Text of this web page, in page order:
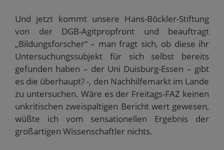
Und jetzt kommt unsere Hans-Böckler-Stiftung
von der DGB-Agitpropfront und beauftragt
„Bildungsforscher“ – man fragt sich, ob diese ihr
Untersuchungssubjekt für sich selbst bereits
gefunden haben – der Uni Duisburg-Essen – gibt
es die überhaupt? -, den Nachhilfemarkt im Lande
zu untersuchen. Wäre es der Freitags-FAZ keinen
unkritischen zweispaltigen Bericht wert gewesen,
wüßte ich vom sensationellen Ergebnis der
großartigen Wissenschaftler nichts.